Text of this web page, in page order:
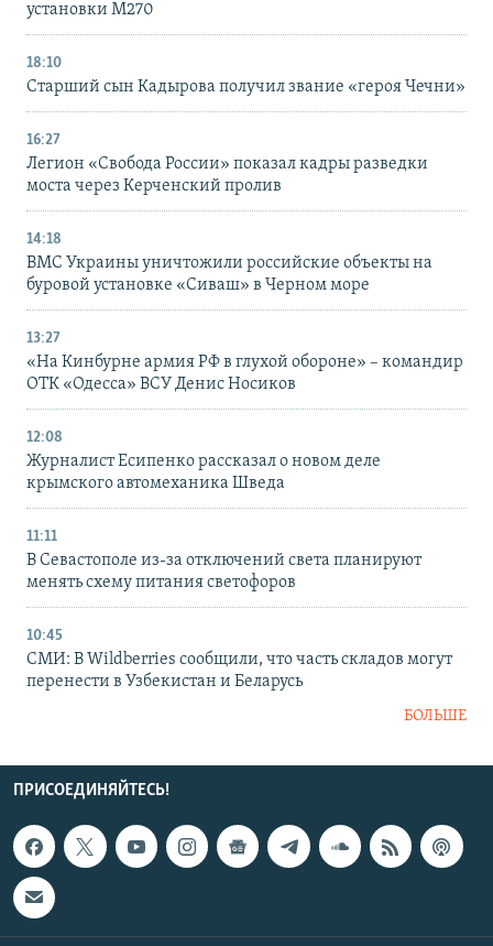
установки M270
18:10
Старший сын Кадырова получил звание «героя Чечни»
16:27
Легион «Свобода России» показал кадры разведки
моста через Керченский пролив
14:18
ВМС Украины уничтожили российские объекты на
буровой установке «Сиваш» в Черном море
13:27
«На Кинбурне армия РФ в глухой обороне» – командир
ОТК «Одесса» ВСУ Денис Носиков
12:08
Журналист Есипенко рассказал о новом деле
крымского автомеханика Шведа
11:11
В Севастополе из-за отключений света планируют
менять схему питания светофоров
10:45
СМИ: В Wildberries сообщили, что часть складов могут
перенести в Узбекистан и Беларусь
БОЛЬШЕ
ПРИСОЕДИНЯЙТЕСЬ!